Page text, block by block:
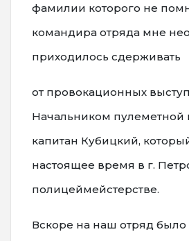
фамилии которого не
командира отряда мне
приходилось сдерживать
от провокационных
Начальником
капитан Кубицкий,
настоящее время в г.
полицеймейстерстве.
Вскоре на наш отряд было